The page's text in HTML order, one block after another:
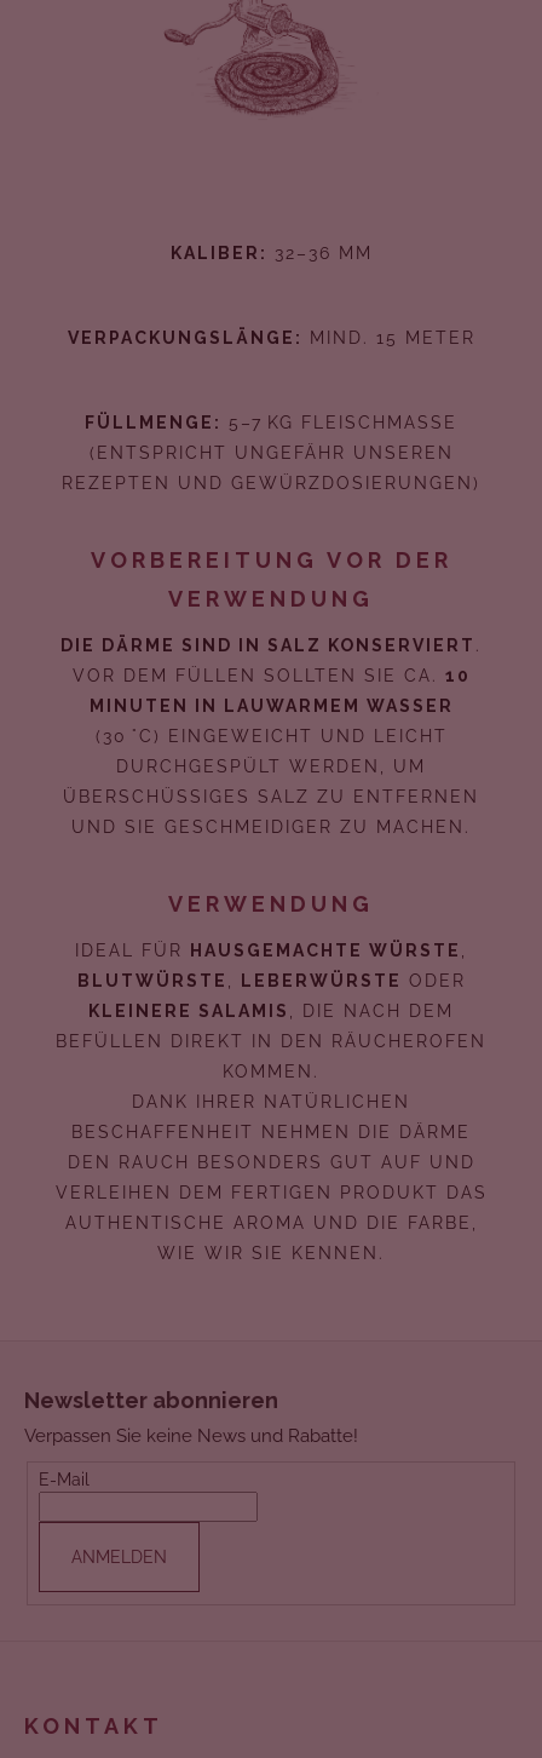
KALIBER: 32–36 MM
VERPACKUNGSLÄNGE: MIND. 15 METER
FÜLLMENGE:
5–7 KG FLEISCHMASSE
(ENTSPRICHT UNGEFÄHR UNSEREN
REZEPTEN UND GEWÜRZDOSIERUNGEN)
VORBEREITUNG VOR DER
VERWENDUNG
DIE DÄRME SIND IN SALZ KONSERVIERT
VOR DEM FÜLLEN SOLLTEN SIE CA. 10
MINUTEN IN LAUWARMEM WASSER
(30 °C) EINGEWEICHT UND LEICHT
DURCHGESPÜLT WERDEN, UM
ÜBERSCHÜSSIGES SALZ ZU ENTFERNEN
UND SIE GESCHMEIDIGER ZU MACHEN.
VERWENDUNG
IDEAL FÜR HAUSGEMACHTE WÜRSTE
BLUTWÜRSTE
LEBERWÜRSTE ODER
KLEINERE SALAMIS
, DIE NACH DEM
BEFÜLLEN DIREKT IN DEN RÄUCHEROFEN
KOMMEN.
DANK IHRER NATÜRLICHEN
BESCHAFFENHEIT NEHMEN DIE DÄRME
DEN RAUCH BESONDERS GUT AUF UND
VERLEIHEN DEM FERTIGEN PRODUKT DAS
AUTHENTISCHE AROMA UND DIE FARBE,
WIE WIR SIE KENNEN.
Newsletter abonnieren
Verpassen Sie keine News und Rabatte!
E-Mail
ANMELDEN
KONTAKT